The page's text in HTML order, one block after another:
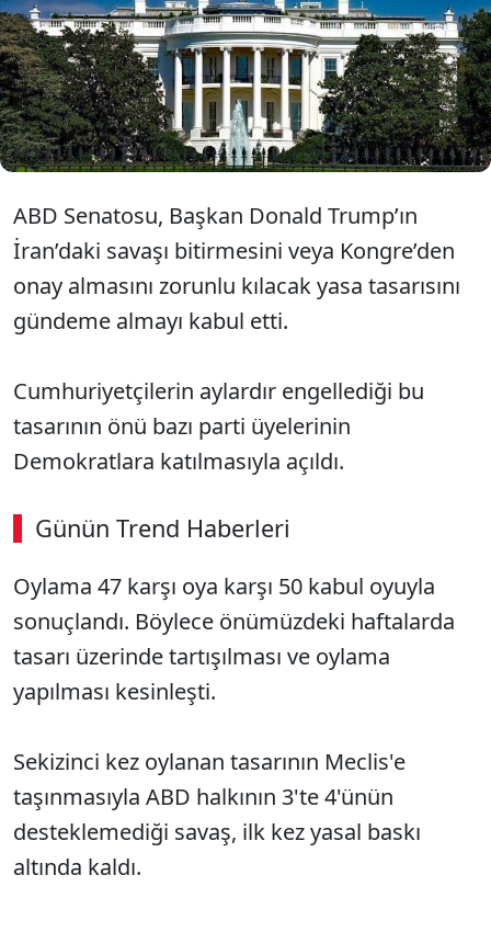
almayı kabul etti. Bazı Cumhuriyetçi senatörlerin
Demokratlara katılmasıyla önü açılan tasarı,
Beyaz Saray’ın askeri politikalarına karşı
Kongre’de büyüyen direncin bir işareti olarak
kabul edildi.
ABD Senatosu, Başkan Donald Trump’ın
İran’daki savaşı bitirmesini veya Kongre’den
onay almasını zorunlu kılacak yasa tasarısını
gündeme almayı kabul etti.
Cumhuriyetçilerin aylardır engellediği bu
tasarının önü bazı parti üyelerinin
Demokratlara katılmasıyla açıldı.
Günün Trend Haberleri
Oylama 47 karşı oya karşı 50 kabul oyuyla
sonuçlandı. Böylece önümüzdeki haftalarda
tasarı üzerinde tartışılması ve oylama
yapılması kesinleşti.
Sekizinci kez oylanan tasarının Meclis'e
taşınmasıyla ABD halkının 3'te 4'ünün
desteklemediği savaş, ilk kez yasal baskı
altında kaldı.